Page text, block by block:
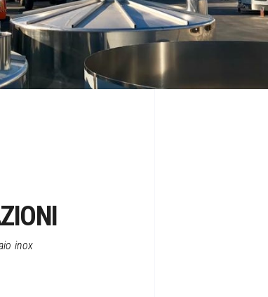
inox